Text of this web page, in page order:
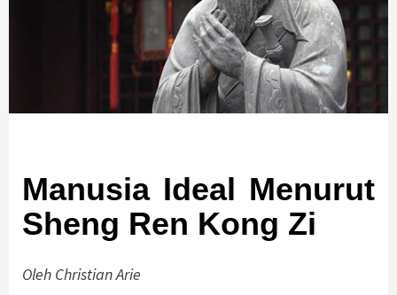
Manusia Ideal Menurut
Sheng Ren Kong Zi
Oleh Christian Arie